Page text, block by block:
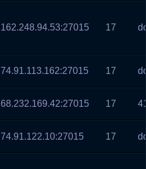
162.248.94.53:27015 17
74.91.113.162:27015 17
68.232.169.42:27015 17
74.91.122.10:27015 17